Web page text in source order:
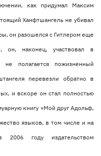
как придумал Максим
Ханфтшангель не убивал
он разошелся с Гитлером еще
он, наконец, участвовал в
не полагается пожизненный
перевезли обратно в
и вскоре он стал полностью
книгу «Мой друг Адольф,
языков, в том числе и на
году издательством